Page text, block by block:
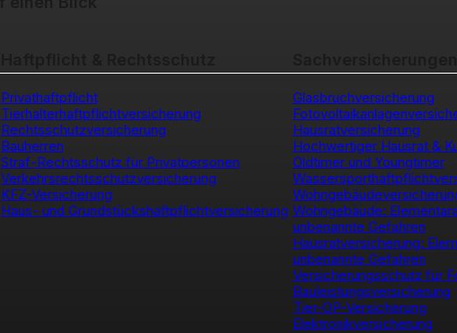
Privathaftpflicht
Tierhalterhaftpflichtversicherung
Rechtsschutzversicherung
Bauherren
Straf-Rechtsschutz für Privatpersonen
Verkehrsrechtsschutzversicherung
KFZ-Versicherung
Haus- und Grundstückshaftpflichtversicherung
Glasbruchversicherung
Hausratversicherung
Hochwertiger Hausrat &
Oldtimer und Youngtimer
Wohngebäude:
unbenannte Gefahren
Hausratversicherung:
unbenannte Gefahren
Versicherungsschutz für
Bauleistungsversicherung
Tier-OP-Versicherung
Elektronikversicherung